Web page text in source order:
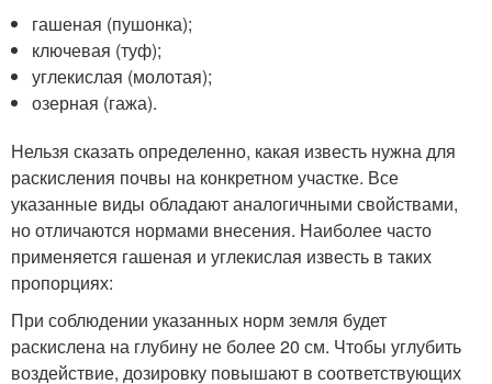
гашеная (пушонка);
ключевая (туф);
углекислая (молотая);
озерная (гажа).
Нельзя сказать определенно, какая известь нужна для
раскисления почвы на конкретном участке. Все
указанные виды обладают аналогичными свойствами,
но отличаются нормами внесения. Наиболее часто
применяется гашеная и углекислая известь в таких
пропорциях:
При соблюдении указанных норм земля будет
раскислена на глубину не более 20 см. Чтобы углубить
воздействие, дозировку повышают в соответствующих